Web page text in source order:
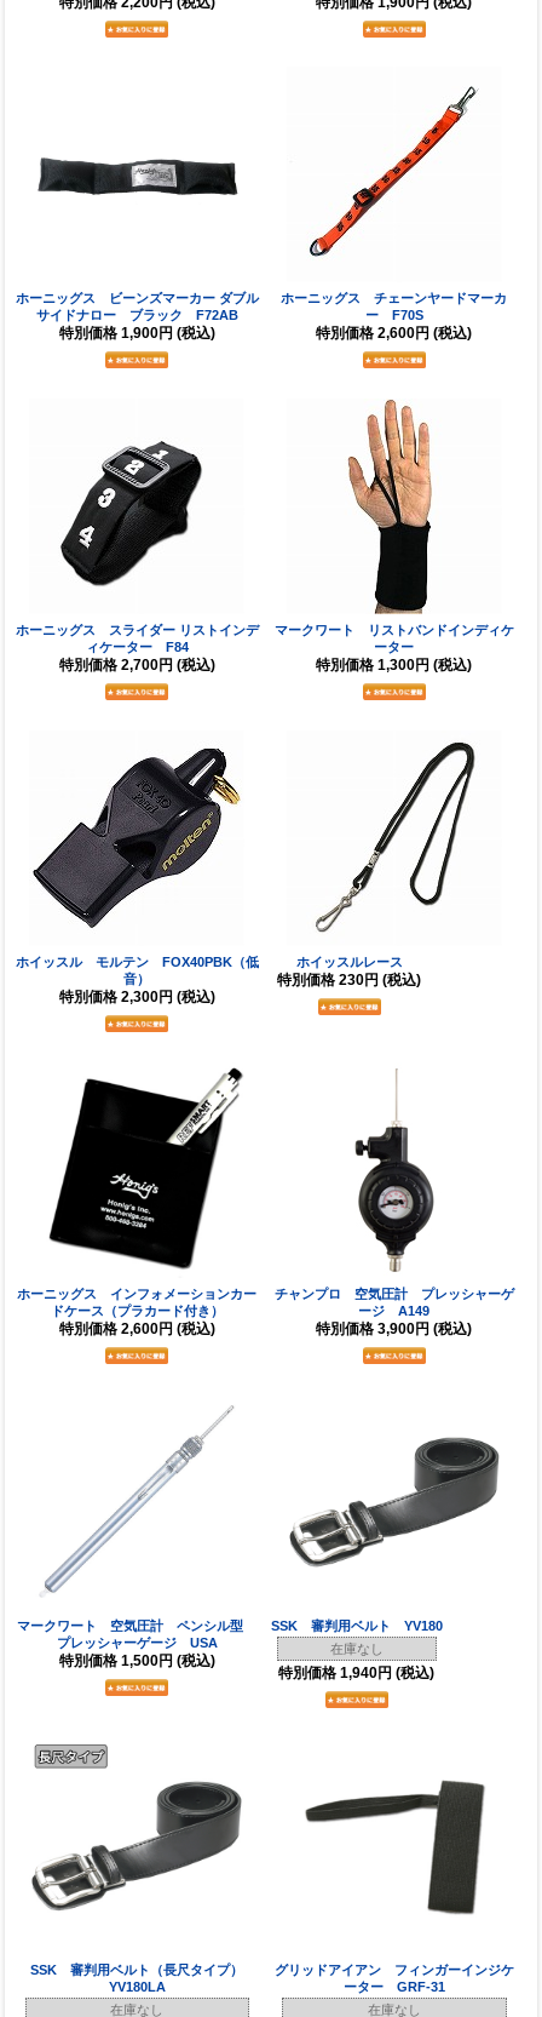
ホーニッグス ビーンズマーカー ダブル
サイドナロー ブラック F72AB
特別価格 1,900円 (税込)
ホーニッグス チェーンヤードマーカ
ー F70S
特別価格 2,600円 (税込)
ホーニッグス スライダー リストインデ
ィケーター F84
特別価格 2,700円 (税込)
マークワート リストバンドインディケ
ーター
特別価格 1,300円 (税込)
ホイッスル モルテン FOX40PBK（低
音）
特別価格 2,300円 (税込)
ホイッスルレース
特別価格 230円 (税込)
ホーニッグス インフォメーションカー
ドケース（プラカード付き）
特別価格 2,600円 (税込)
チャンプロ 空気圧計 プレッシャーゲ
ージ A149
特別価格 3,900円 (税込)
マークワート 空気圧計 ペンシル型
プレッシャーゲージ USA
特別価格 1,500円 (税込)
SSK 審判用ベルト YV180
在庫なし
特別価格 1,940円 (税込)
SSK 審判用ベルト（長尺タイプ）
YV180LA
在庫なし
グリッドアイアン フィンガーインジケ
ーター GRF-31
在庫なし